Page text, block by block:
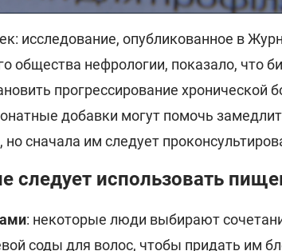
исследование, опубликованное в
общества нефрологии, показало, что
прогрессирование хронической
добавки могут помочь
сначала им следует
следует использовать
: некоторые люди выбирают
соды для волос, чтобы придать им